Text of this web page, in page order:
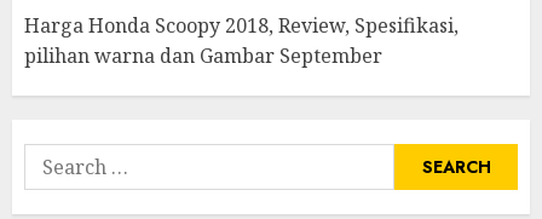
Harga Honda Scoopy 2018, Review, Spesifikasi,
pilihan warna dan Gambar September
Search
for: